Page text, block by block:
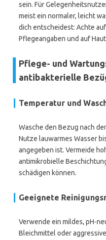
sein. Für
meist ein normaler, leicht
dich entscheidest: Achte
Pflegeangaben und auf
Pflege- und
antibakterielle
Temperatur und
Wasche den Bezug nach
Nutze lauwarmes Wasser
angegeben ist. Vermeide
antimikrobielle
schädigen können.
Geeignete
Verwende ein mildes, pH-
Bleichmittel oder